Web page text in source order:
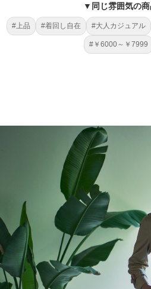
▼同じ雰囲気の
#上品 #着回し自在 #大人カジュアル
#￥6000～￥7999